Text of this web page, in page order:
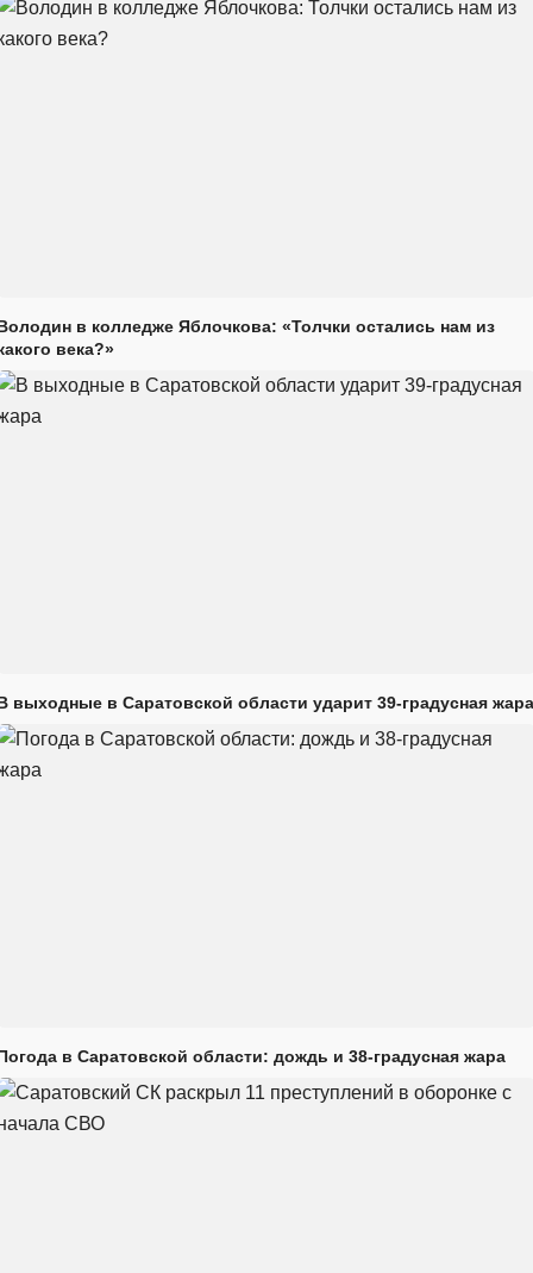
в колледже Яблочкова: «Толчки остались нам из
века?»
выходные в Саратовской области ударит 39-градусная жара
в Саратовской области: дождь и 38-градусная жара